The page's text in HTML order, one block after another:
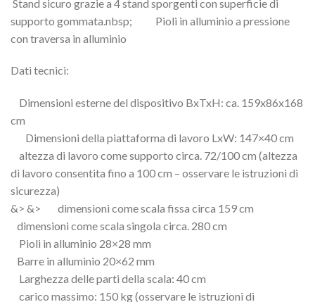
Stand sicuro grazie a 4 stand sporgenti con superficie di
supporto gommata.nbsp; Pioli in alluminio a pressione
con traversa in alluminio
Dati tecnici:
Dimensioni esterne del dispositivo BxTxH: ca. 159x86x168
cm
Dimensioni della piattaforma di lavoro LxW: 147×40 cm
altezza di lavoro come supporto circa. 72/100 cm (altezza
di lavoro consentita fino a 100 cm – osservare le istruzioni di
sicurezza)
&> &> dimensioni come scala fissa circa 159 cm
dimensioni come scala singola circa. 280 cm
Pioli in alluminio 28×28 mm
Barre in alluminio 20×62 mm
Larghezza delle parti della scala: 40 cm
carico massimo: 150 kg (osservare le istruzioni di